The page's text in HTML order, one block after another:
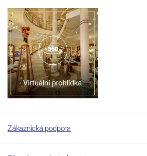
Zákaznická podpora